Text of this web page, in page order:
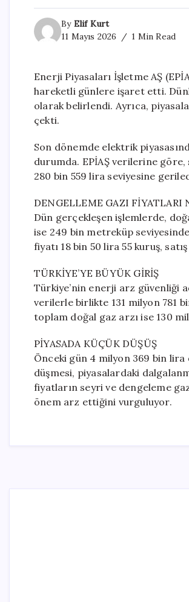
By Elif Kurt
11 Mayıs 2026
1 Min Read
Enerji Piyasaları İşletme AŞ
hareketli günlere işaret etti.
olarak belirlendi. Ayrıca,
çekti.
Son dönemde elektrik
durumda. EPİAŞ verilerine
280 bin 559 lira seviyesine
DENGELLEME GAZI FİYATLARI
Dün gerçekleşen işlemlerde,
ise 249 bin metreküp
fiyatı 18 bin 50 lira 55 kuruş,
TÜRKİYE’YE BÜYÜK GİRİŞ
Türkiye’nin enerji arz güvenliği
verilerle birlikte 131 milyon 781
toplam doğal gaz arzı ise 130
PİYASADA KÜÇÜK DÜŞÜŞ
Önceki gün 4 milyon 369 bin
düşmesi, piyasalardaki
fiyatların seyri ve dengeleme
önem arz ettiğini vurguluyor.